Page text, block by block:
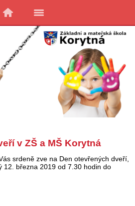
v ZŠ a MŠ Korytná
srdeně zve na Den otevřených dveří,
12. března 2019 od 7.30 hodin do